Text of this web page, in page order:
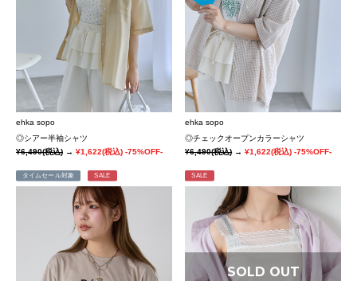
ehka sopo
◎シアー半袖シャツ
¥6,490(税込) → ¥1,622(税込) -75%OFF-
ehka sopo
◎チェックオープンカラーシャツ
¥6,490(税込)→¥1,622(税込) -75%OFF-
タイムセール対象 SALE SALE
SOLD OUT